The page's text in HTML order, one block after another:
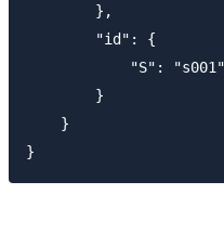
        },
        "id": {
            "S": "s001"
        }
    }